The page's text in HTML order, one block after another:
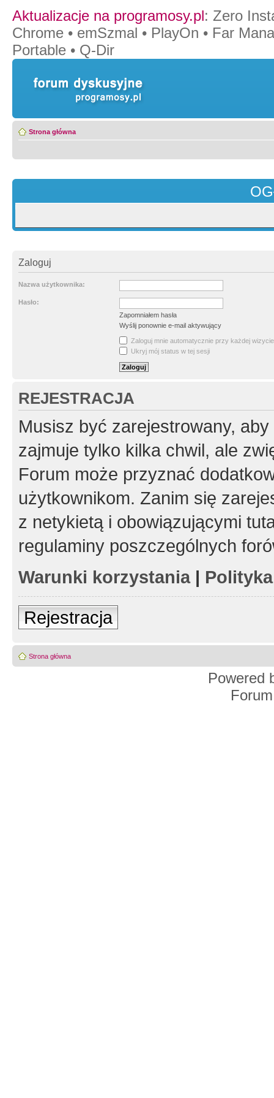
Aktualizacje na programosy.pl: Zero
Chrome • emSzmal • PlayOn • Far
Portable • Q-Dir
Strona główna
Zaloguj
Nazwa użytkownika:
Hasło:
Zapomniałem hasła
Wyślij ponownie e-mail aktywujący
Zaloguj mnie automatycznie przy każdej wizycie
Ukryj mój status w tej sesji
REJESTRACJA
Musisz być zarejestrowany,
zajmuje tylko kilka chwil, ale
Forum może przyznać
użytkownikom. Zanim się
z netykietą i obowiązującymi
regulaminy poszczególnych
Warunki korzystania|
Rejestracja
Strona główna
Powered